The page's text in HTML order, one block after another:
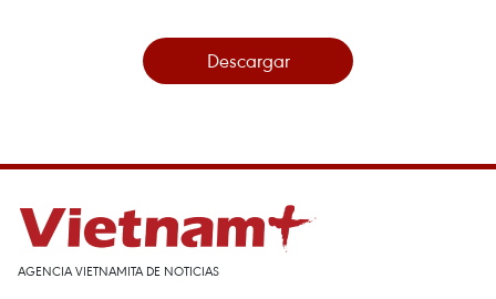
Descargar
AGENCIA VIETNAMITA DE NOTICIAS